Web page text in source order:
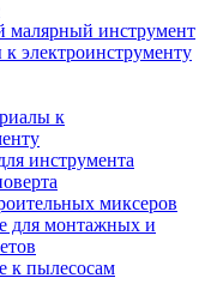
малярный инструмент
электроинструменту
к
инструмента
миксеров
для монтажных и
к пылесосам